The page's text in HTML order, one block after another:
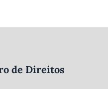
de Direitos